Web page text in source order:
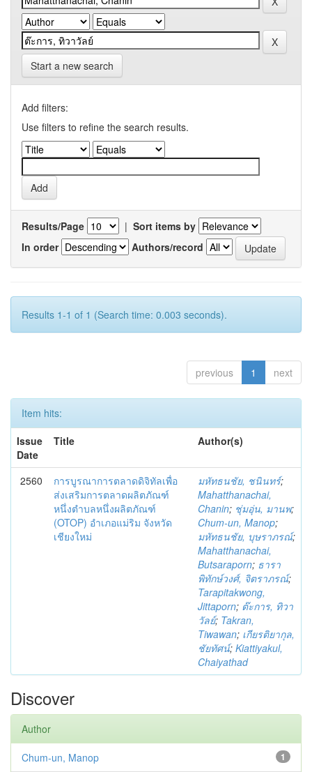
Start a new search
Add filters:
Use filters to refine the search results.
Results/Page | Sort items by
In order
Authors/record
Results 1-1 of 1 (Search time: 0.003 seconds).
previous 1 next
Item hits:
Issue
Date
Title Author(s)
2560
การบูรณาการตลาดดิจิทัลเพื่อ
ส่งเสริมการตลาดผลิตภัณฑ์
หนึ่งตำบลหนึ่งผลิตภัณฑ์
(OTOP) อำเภอแม่ริม จังหวัด
เชียงใหม่
มหัทธนชัย, ชนินทร์;
Mahatthanachai,
Chanin; ชุ่มอุ่น, มานพ;
Chum-un, Manop;
มหัทธนชัย, บุษราภรณ์;
Mahatthanachai,
Butsaraporn; ธารา
พิทักษ์วงศ์, จิตราภรณ์;
Tarapitakwong,
Jittaporn; ต๊ะการ, ทิวา
วัลย์; Takran,
Tiwawan; เกียรติยากุล,
ชัยทัศน์; Kiattiyakul,
Chaiyathad
Discover
Author
1
Chum-un, Manop